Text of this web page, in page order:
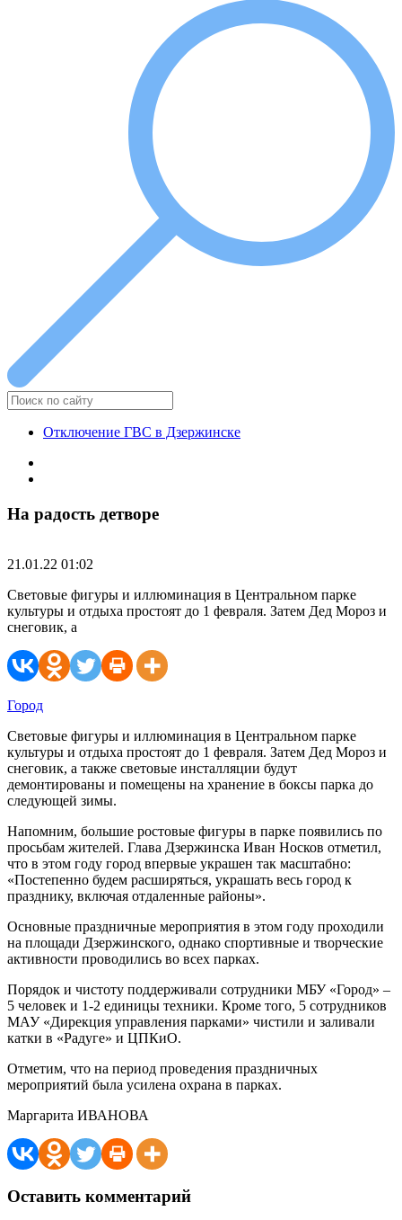
Отключение ГВС в Дзержинске
На радость детворе
21.01.22 01:02
Световые фигуры и иллюминация в Центральном парке
культуры и отдыха простоят до 1 февраля. Затем Дед Мороз и
снеговик, а
Город
Световые фигуры и иллюминация в Центральном парке
культуры и отдыха простоят до 1 февраля. Затем Дед Мороз и
снеговик, а также световые инсталляции будут
демонтированы и помещены на хранение в боксы парка до
следующей зимы.
Напомним, большие ростовые фигуры в парке появились по
просьбам жителей. Глава Дзержинска Иван Носков отметил,
что в этом году город впервые украшен так масштабно:
«Постепенно будем расширяться, украшать весь город к
празднику, включая отдаленные районы».
Основные праздничные мероприятия в этом году проходили
на площади Дзержинского, однако спортивные и творческие
активности проводились во всех парках.
Порядок и чистоту поддерживали сотрудники МБУ «Город» –
5 человек и 1-2 единицы техники. Кроме того, 5 сотрудников
МАУ «Дирекция управления парками» чистили и заливали
катки в «Радуге» и ЦПКиО.
Отметим, что на период проведения праздничных
мероприятий была усилена охрана в парках.
Маргарита ИВАНОВА
Оставить комментарий